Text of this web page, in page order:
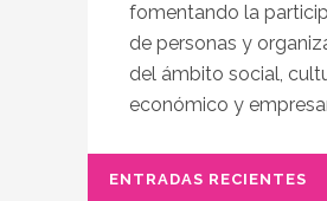
fomentando la
de personas y
del ámbito social,
económico y
ENTRADAS RECIENTES